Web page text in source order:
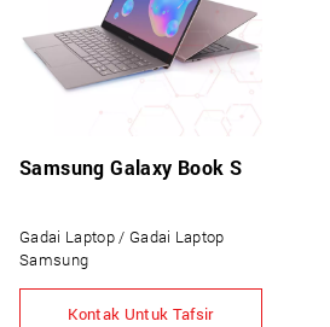
Samsung Galaxy Book S
Gadai Laptop / Gadai Laptop
Samsung
Kontak Untuk Tafsir